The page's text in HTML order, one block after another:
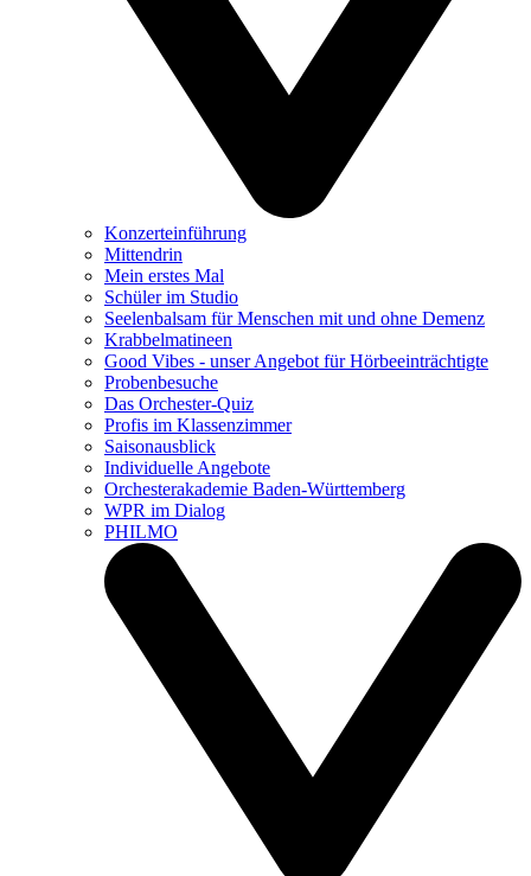
Konzerteinführung
Mittendrin
Mein erstes Mal
Schüler im Studio
Seelenbalsam für Menschen mit und ohne Demenz
Krabbelmatineen
Good Vibes - unser Angebot für Hörbeeinträchtigte
Probenbesuche
Das Orchester-Quiz
Profis im Klassenzimmer
Saisonausblick
Individuelle Angebote
Orchesterakademie Baden-Württemberg
WPR im Dialog
PHILMO